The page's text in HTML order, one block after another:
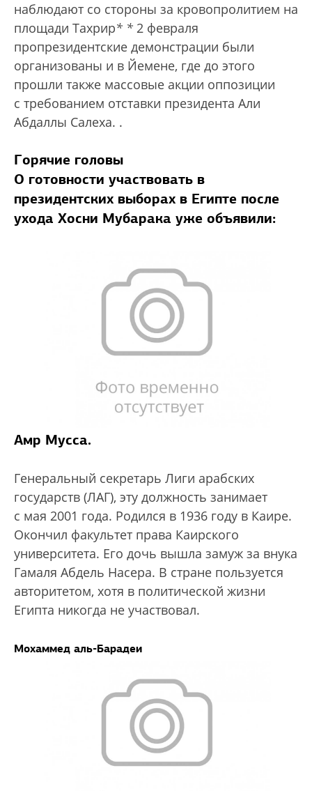
наблюдают со стороны за кровопролитием на
площади Тахрир* * 2 февраля
пропрезидентские демонстрации были
организованы и в Йемене, где до этого
прошли также массовые акции оппозиции
с требованием отставки президента Али
Абдаллы Салеха. .
Горячие головы
О готовности участвовать в
президентских выборах в Египте после
ухода Хосни Мубарака уже объявили:
Амр Мусса.
Генеральный секретарь Лиги арабских
государств (ЛАГ), эту должность занимает
с мая 2001 года. Родился в 1936 году в Каире.
Окончил факультет права Каирского
университета. Его дочь вышла замуж за внука
Гамаля Абдель Насера. В стране пользуется
авторитетом, хотя в политической жизни
Египта никогда не участвовал.
Мохаммед аль-Барадеи